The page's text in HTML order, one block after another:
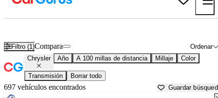
Filtro (1) Ordenar
Compara
Chrysler Año A 100 millas de distancia Millaje Color
Transmisión Borrar todo
697 vehículos encontrados Guardar